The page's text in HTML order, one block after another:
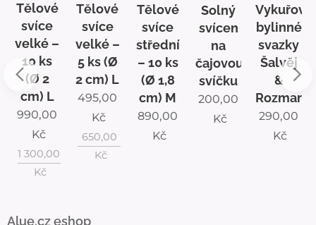
Tělové
svíce
velké –
10 ks
(Ø 2
cm) L
990,00
Kč
1 300,00
Kč
Tělové
svíce
velké –
5 ks (Ø
2 cm) L
495,00
Kč
650,00
Kč
Tělové
svíce
střední
– 10 ks
(Ø 1,8
cm) M
890,00
Kč
Solný
svícen
na
čajovou
svíčku
200,00
Kč
bylinné
svazky
Šalvěj
&
290,00
Kč
Alue.cz eshop